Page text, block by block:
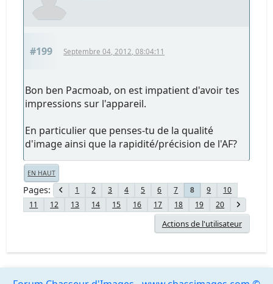
#199 Septembre 04, 2012, 08:04:11
Bon ben Pacmoab, on est impatient d'avoir tes
impressions sur l'appareil.
En particulier que penses-tu de la qualité
d'image ainsi que la rapidité/précision de l'AF?
EN HAUT
Pages 1 2 3 4 5 6 7 8 9
10
11
12 13 14 15 16 17 18 19 20
Actions de l'utilisateur